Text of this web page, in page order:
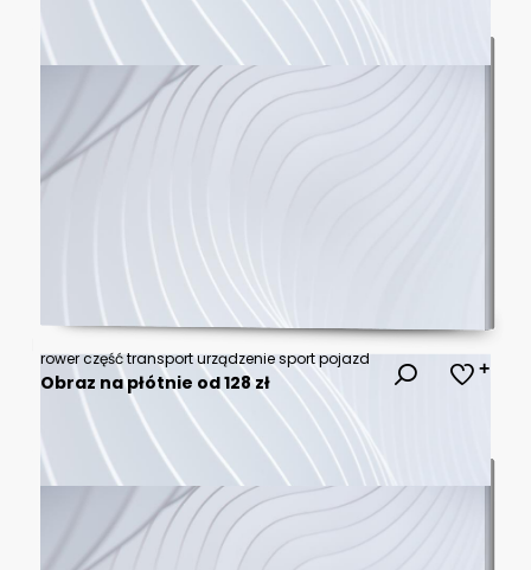
rower część transport urządzenie sport pojazd
Obraz na płótnie od 128 zł